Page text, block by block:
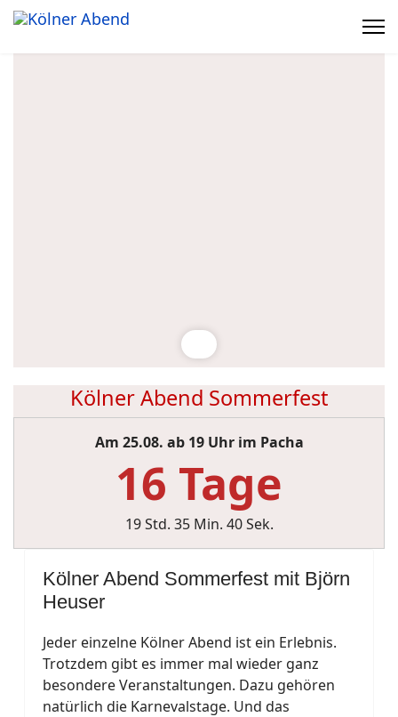
Kölner Abend Sommerfest
Am 25.08. ab 19 Uhr im Pacha
16 Tage
19 Std. 35 Min. 39 Sek.
Kölner Abend Sommerfest mit Björn
Heuser
Jeder einzelne Kölner Abend ist ein Erlebnis.
Trotzdem gibt es immer mal wieder ganz
besondere Veranstaltungen. Dazu gehören
natürlich die Karnevalstage. Und das